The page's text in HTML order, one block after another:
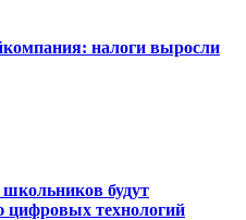
налоги выросли
школьников будут
цифровых технологий